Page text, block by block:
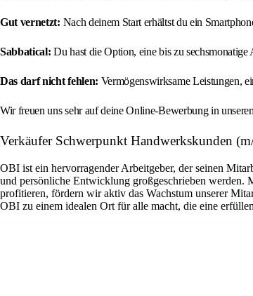
Gut vernetzt: Nach deinem Start erhältst du ein
Sabbatical: Du hast die Option, eine bis zu
Das darf nicht fehlen: Vermögenswirksame Leistungen,
Wir freuen uns sehr auf deine Online-Bewerbung in
Verkäufer Schwerpunkt Handwerkskunden
OBI ist ein hervorragender Arbeitgeber, der seinen
und persönliche Entwicklung großgeschrieben
profitieren, fördern wir aktiv das Wachstum unserer
OBI zu einem idealen Ort für alle macht, die eine